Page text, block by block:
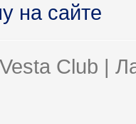
на сайте
Club |